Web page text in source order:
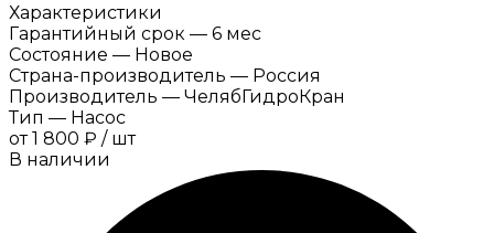
Характеристики
Гарантийный срок — 6 мес
Состояние — Новое
Страна-производитель — Россия
Производитель — ЧелябГидроКран
Тип — Насос
от 1 800 ₽ / шт
В наличии